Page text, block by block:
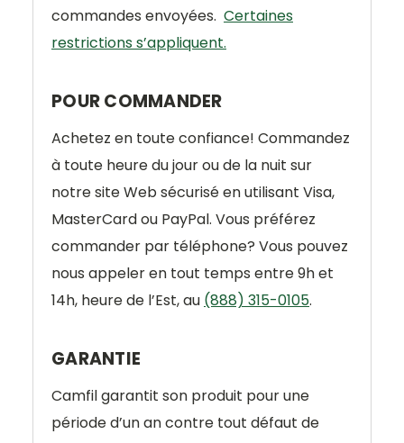
commandes envoyées. Certaines
restrictions s’appliquent.
POUR COMMANDER
Achetez en toute confiance! Commandez
à toute heure du jour ou de la nuit sur
notre site Web sécurisé en utilisant Visa,
MasterCard ou PayPal. Vous préférez
commander par téléphone? Vous pouvez
nous appeler en tout temps entre 9h et
14h, heure de l’Est, au (888) 315-0105.
GARANTIE
Camfil garantit son produit pour une
période d’un an contre tout défaut de